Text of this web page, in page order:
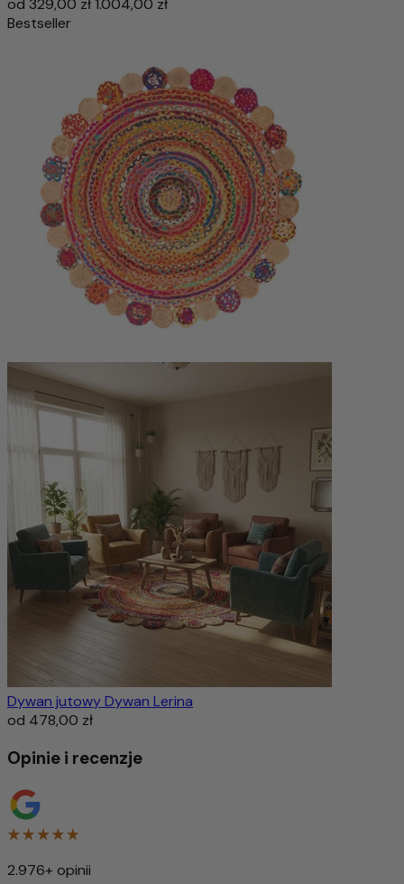
od 329,00 zł 1.004,00 zł
Bestseller
Dywan jutowy Dywan Lerina
od 478,00 zł
Opinie i recenzje
2.976+ opinii